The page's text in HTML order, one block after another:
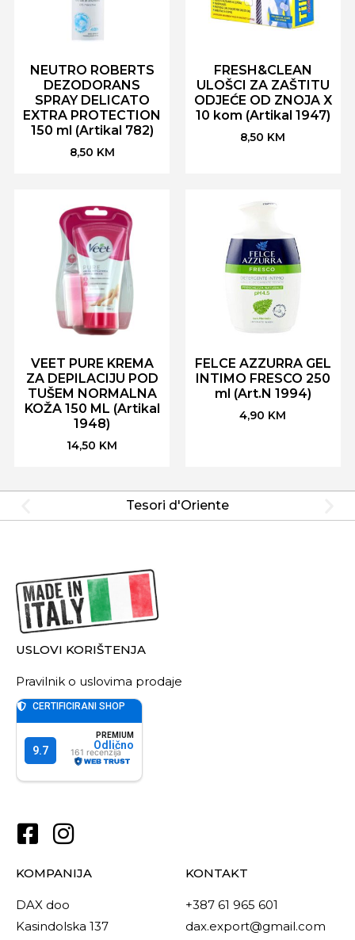
NEUTRO ROBERTS
DEZODORANS
SPRAY DELICATO
EXTRA PROTECTION
150 ml (Artikal 782)
8,50 KM
FRESH&CLEAN
ULOŠCI ZA ZAŠTITU
ODJEĆE OD ZNOJA X
10 kom (Artikal 1947)
8,50 KM
VEET PURE KREMA
ZA DEPILACIJU POD
TUŠEM NORMALNA
KOŽA 150 ML (Artikal
1948)
14,50 KM
FELCE AZZURRA GEL
INTIMO FRESCO 250
ml (Art.N 1994)
4,90 KM
Tesori d'Oriente
USLOVI KORIŠTENJA
Pravilnik o uslovima prodaje
KOMPANIJA
DAX doo
Kasindolska 137
KONTAKT
+387 61 965 601
dax.export@gmail.com